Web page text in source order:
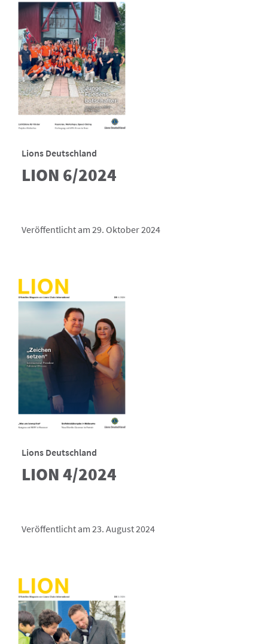
Lions Deutschland
LION 6/2024
Veröffentlicht am 29. Oktober 2024
Lions Deutschland
LION 4/2024
Veröffentlicht am 23. August 2024